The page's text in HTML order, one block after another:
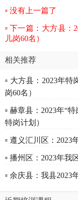
没有上一篇了
下一篇：大方县：
儿岗60名）
相关推荐
▫ 大方县：2023年特
岗60名）
▫ 赫章县：2023年“
特岗计划）
▫ 遵义汇川区：2023
▫ 播州区：2023年我
▫ 余庆县：我县2023